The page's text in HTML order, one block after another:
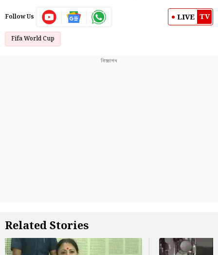
Follow Us LIVE TV
Fifa World Cup
Related Stories